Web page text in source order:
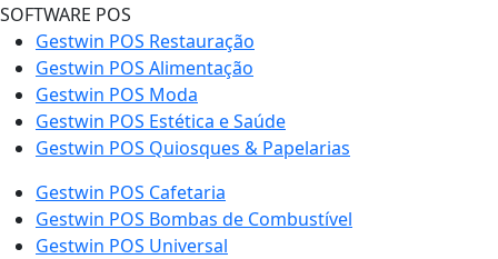
SOFTWARE POS
Gestwin POS Restauração
Gestwin POS Alimentação
Gestwin POS Moda
Gestwin POS Estética e Saúde
Gestwin POS Quiosques & Papelarias
Gestwin POS Cafetaria
Gestwin POS Bombas de Combustível
Gestwin POS Universal